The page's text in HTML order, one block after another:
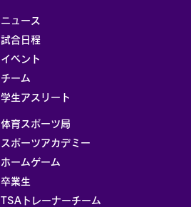
ニュース
試合日程
イベント
チーム
学生アスリート
体育スポーツ局
スポーツアカデミー
ホームゲーム
卒業生
TSAトレーナーチーム